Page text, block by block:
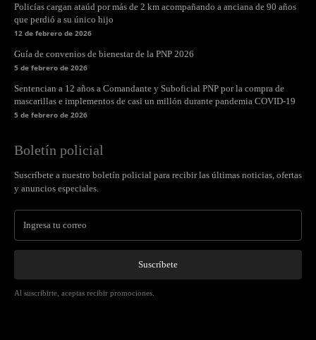
Policías cargan ataúd por más de 2 km acompañando a anciana de 90 años
que perdió a su único hijo
12 de febrero de 2026
Guía de convenios de bienestar de la PNP 2026
5 de febrero de 2026
Sentencian a 12 años a Comandante y Suboficial PNP por la compra de
mascarillas e implementos de casi un millón durante pandemia COVID-19
5 de febrero de 2026
Boletín policial
Suscríbete a nuestro boletín policial para recibir las últimas noticias, ofertas
y anuncios especiales.
Suscríbete
Al suscribirte, aceptas recibir promociones.